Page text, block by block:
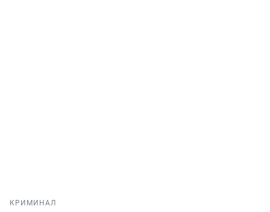
КРИМИНАЛ